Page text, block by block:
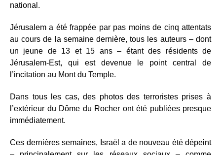
national.
Jérusalem a été frappée par pas moins de cinq attentats
au cours de la semaine dernière, tous les auteurs – dont
un jeune de 13 et 15 ans – étant des résidents de
Jérusalem-Est, qui est devenue le point central de
l’incitation au Mont du Temple.
Dans tous les cas, des photos des terroristes prises à
l’extérieur du Dôme du Rocher ont été publiées presque
immédiatement.
Ces dernières semaines, Israël a de nouveau été dépeint